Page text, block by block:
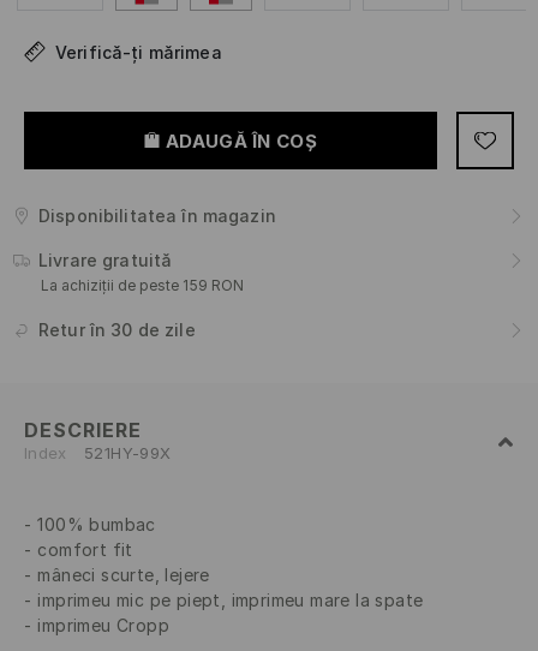
Verifică-ți mărimea
ADAUGĂ ÎN COŞ
Disponibilitatea în magazin
Livrare gratuită
La achiziții de peste 159 RON
Retur în 30 de zile
DESCRIERE
Index 521HY-99X
100% bumbac
comfort fit
mâneci scurte, lejere
imprimeu mic pe piept, imprimeu mare la spate
imprimeu Cropp